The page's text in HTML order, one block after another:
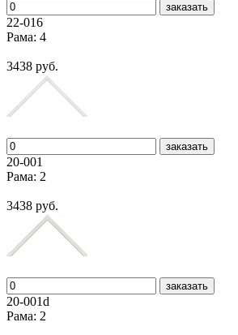
заказать
22-016
Рама: 4
3438 руб.
заказать
20-001
Рама: 2
3438 руб.
заказать
20-001d
Рама: 2